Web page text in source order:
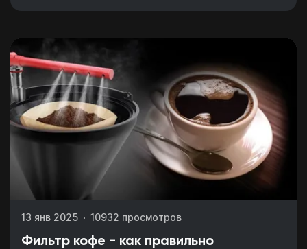
13 янв 2025 10932 просмотров
Фильтр кофе - как правильно